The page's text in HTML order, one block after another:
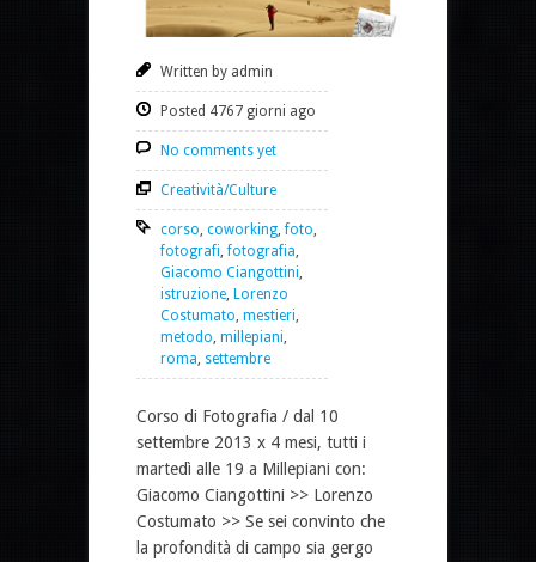
Written by admin
Posted 4767 giorni ago
No comments yet
Creatività/Culture
corso, coworking,foto,
fotografi,fotografia,
Giacomo Ciangottini,
istruzione, Lorenzo
Costumato, mestieri,
metodo, millepiani,
roma, settembre
Corso di Fotografia / dal 10
settembre 2013 x 4 mesi, tutti i
martedì alle 19 a Millepiani con:
Giacomo Ciangottini >> Lorenzo
Costumato >> Se sei convinto che
la profondità di campo sia gergo